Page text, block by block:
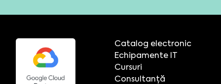
Catalog electronic
Echipamente IT
Cursuri
Consultanță